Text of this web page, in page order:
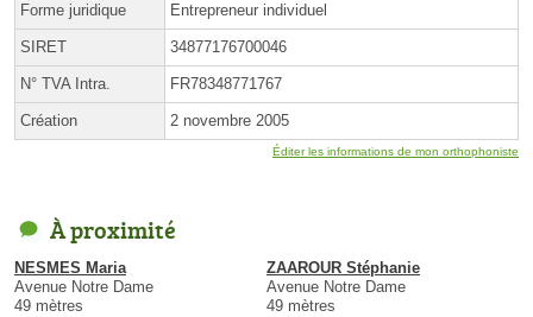
Forme juridique Entrepreneur individuel
SIRET 34877176700046
N° TVA Intra. FR78348771767
Création 2 novembre 2005
Éditer les informations de mon orthophoniste
À proximité
NESMES Maria
Avenue Notre Dame
49 mètres
ZAAROUR Stéphanie
Avenue Notre Dame
49 mètres